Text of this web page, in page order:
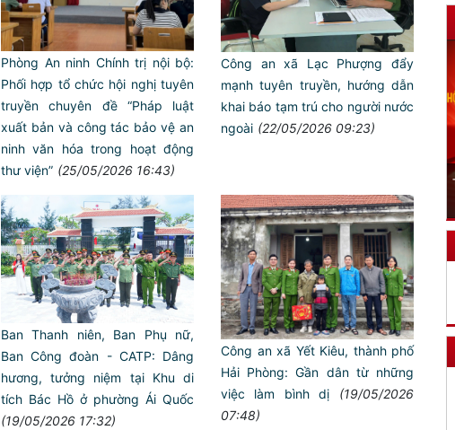
Phòng An ninh Chính trị nội bộ:
Phối hợp tổ chức hội nghị tuyên
truyền chuyên đề “Pháp luật
xuất bản và công tác bảo vệ an
ninh văn hóa trong hoạt động
thư viện” (25/05/2026 16:43)
Công an xã Lạc Phượng đẩy
mạnh tuyên truyền, hướng dẫn
khai báo tạm trú cho người nước
ngoài (22/05/2026 09:23)
Ban Thanh niên, Ban Phụ nữ,
Ban Công đoàn - CATP: Dâng
hương, tưởng niệm tại Khu di
tích Bác Hồ ở phường Ái Quốc
(19/05/2026 17:32)
Công an xã Yết Kiêu, thành phố
Hải Phòng: Gần dân từ những
việc làm bình dị
(19/05/2026
07:48)
ANTT ở cơ sở giỏi toàn quốc lần thứ I, năm 2026